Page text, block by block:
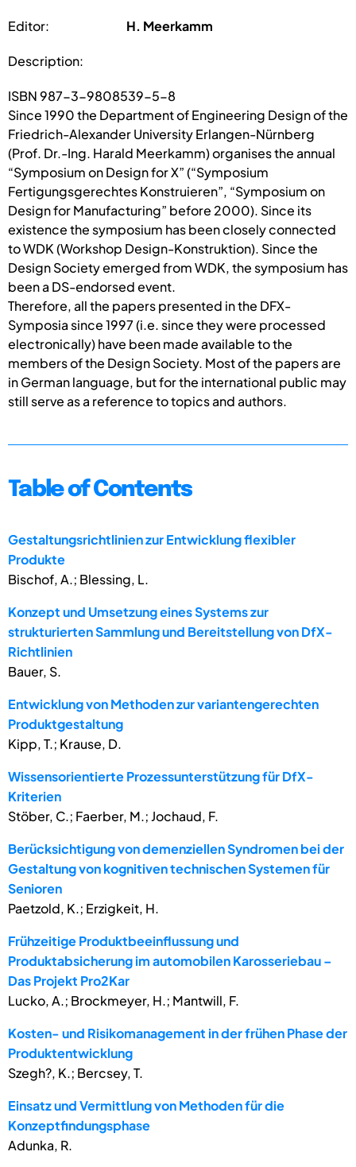
Editor: H. Meerkamm
Description:
ISBN 987-3-9808539-5-8
Since 1990 the Department of Engineering Design of the
Friedrich-Alexander University Erlangen-Nürnberg
(Prof. Dr.-Ing. Harald Meerkamm) organises the annual
“Symposium on Design for X” (“Symposium
Fertigungsgerechtes Konstruieren”, “Symposium on
Design for Manufacturing” before 2000). Since its
existence the symposium has been closely connected
to WDK (Workshop Design-Konstruktion). Since the
Design Society emerged from WDK, the symposium has
been a DS-endorsed event.
Therefore, all the papers presented in the DFX-
Symposia since 1997 (i.e. since they were processed
electronically) have been made available to the
members of the Design Society. Most of the papers are
in German language, but for the international public may
still serve as a reference to topics and authors.
Table of Contents
Gestaltungsrichtlinien zur Entwicklung flexibler
Produkte
Bischof, A.; Blessing, L.
Konzept und Umsetzung eines Systems zur
strukturierten Sammlung und Bereitstellung von DfX-
Richtlinien
Bauer, S.
Entwicklung von Methoden zur variantengerechten
Produktgestaltung
Kipp, T.; Krause, D.
Wissensorientierte Prozessunterstützung für DfX-
Kriterien
Stöber, C.; Faerber, M.; Jochaud, F.
Berücksichtigung von demenziellen Syndromen bei der
Gestaltung von kognitiven technischen Systemen für
Senioren
Paetzold, K.; Erzigkeit, H.
Frühzeitige Produktbeeinflussung und
Produktabsicherung im automobilen Karosseriebau –
Das Projekt Pro2Kar
Lucko, A.; Brockmeyer, H.; Mantwill, F.
Kosten- und Risikomanagement in der frühen Phase der
Produktentwicklung
Szegh?, K.; Bercsey, T.
Einsatz und Vermittlung von Methoden für die
Konzeptfindungsphase
Adunka, R.